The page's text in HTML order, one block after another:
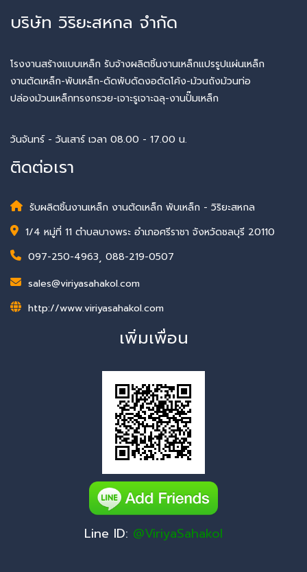
บริษัท วิริยะสหกล จำกัด
โรงงานสร้างแบบเหล็ก รับจ้างผลิตชิ้นงานเหล็กแปรรูปแผ่นเหล็ก
งานตัดเหล็ก-พับเหล็ก-ดัดพับดัดงอดัดโค้ง-ม้วนถังม้วนท่อ
ปล่องม้วนเหล็กทรงกรวย-เจาะรูเจาะฉลุ-งานปั๊มเหล็ก
วันจันทร์ - วันเสาร์ เวลา 08.00 - 17.00 น.
ติดต่อเรา
รับผลิตชิ้นงานเหล็ก งานตัดเหล็ก พับเหล็ก - วิริยะสหกล
1/4 หมู่ที่ 11 ตำบลบางพระ อำเภอศรีราชา จังหวัดชลบุรี 20110
097-250-4963, 088-219-0507
sales@viriyasahakol.com
http://www.viriyasahakol.com
เพิ่มเพื่อน
Line ID: @ViriyaSahakol